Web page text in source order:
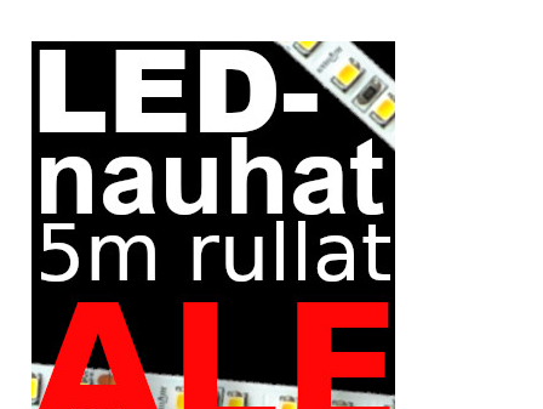
50,00€
muunnelma.
valinnat
tuotteen
sivulla.